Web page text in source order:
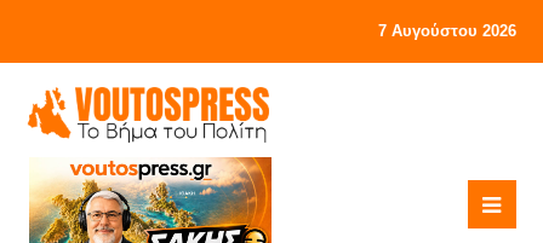
7 Αυγούστου 2026